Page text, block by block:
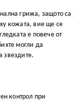
грижа, защото са
кожата, вие ще се
е повече от
могли да
звездите.
контрол при